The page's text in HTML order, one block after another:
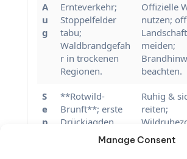
Manage Consent
A
u
g
Ernteverkehr;
Stoppelfelder
tabu;
Waldbrandgefah
r in trockenen
Regionen.
Offizielle
nutzen;
meiden;
beachten.
S
e
p
**Rotwild-
Brunft**; erste
Drückjagden
Ruhig &
reiten;